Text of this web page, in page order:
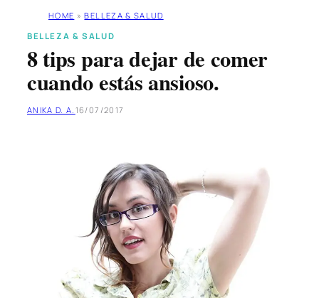
HOME » BELLEZA & SALUD
BELLEZA & SALUD
8 tips para dejar de comer
cuando estás ansioso.
ANIKA D. A. 16/07/2017